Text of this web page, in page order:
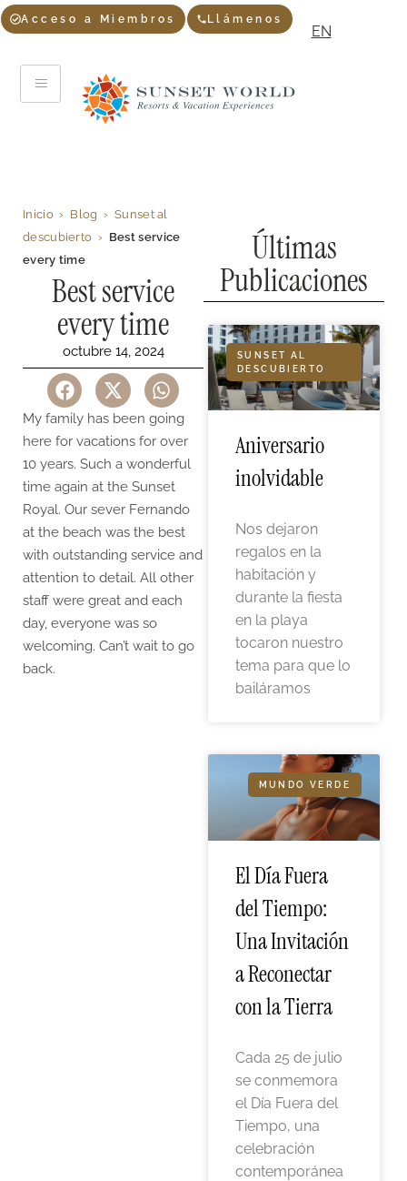
Acceso a Miembros Llámenos
EN
Inicio› Blog ›Sunset al
descubierto › Best service
every time
Best service
every time
octubre 14, 2024
My family has been going
here for vacations for over
10 years. Such a wonderful
time again at the Sunset
Royal. Our sever Fernando
at the beach was the best
with outstanding service and
attention to detail. All other
staff were great and each
day, everyone was so
welcoming. Can’t wait to go
back.
Últimas
Publicaciones
SUNSET AL
DESCUBIERTO
Aniversario
inolvidable
Nos dejaron
regalos en la
habitación y
durante la fiesta
en la playa
tocaron nuestro
tema para que lo
bailáramos
MUNDO VERDE
El Día Fuera
del Tiempo:
Una Invitación
a Reconectar
con la Tierra
Cada 25 de julio
se conmemora
el Día Fuera del
Tiempo, una
celebración
contemporánea